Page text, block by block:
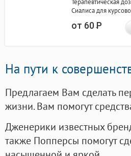
Терапевтическая
Сиалиса для
от 60Р
На пути к
Предлагаем Вам сделать
жизни. Вам помогут
Дженерики известных
также Попперсы помогут